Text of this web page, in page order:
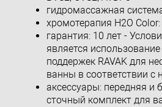
гидромассажная
хромотерапия H2O
гарантия: 10 лет -
является
поддержек RAVAK для
ванны в соответствии
аксессуары: передняя и
сточный комплект для